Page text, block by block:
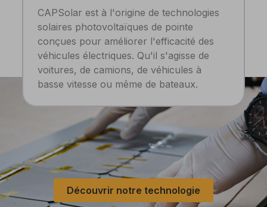
CAPSolar est à l'origine de technologies
solaires photovoltaïques de pointe
conçues pour améliorer l'efficacité des
véhicules électriques. Qu'il s'agisse de
voitures, de camions, de véhicules à
basse vitesse ou même de bateaux.
Découvrir notre technologie